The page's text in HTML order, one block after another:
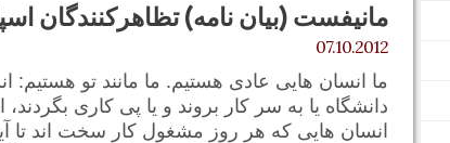
مانیفست (بیان نامه) تظاهرکنندگان
07.10.2012
ما انسان هایی عادی هستیم. ما مانند تو هستیم:
دانشگاه یا به سر کار بروند و یا پی کاری
انسان هایی که هر روز مشغول کار سخت اند تا